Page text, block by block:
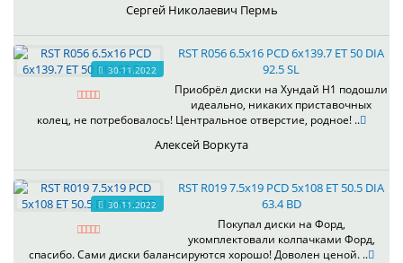
Сергей Николаевич Пермь
30.11.2022
RST R056 6.5x16 PCD 6x139.7 ET 50 DIA
92.5 SL
Приобрёл диски на Хундай H1 подошли
идеально, никаких приставочных
колец, не потребовалось! Центральное отверстие, родное! ..
Алексей Воркута
30.11.2022
RST R019 7.5x19 PCD 5x108 ET 50.5 DIA
63.4 BD
Покупал диски на Форд,
укомплектовали колпачками Форд,
спасибо. Сами диски балансируются хорошо! Доволен ценой. ..